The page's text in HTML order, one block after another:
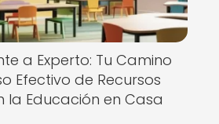
a Experto: Tu Camino
Efectivo de Recursos
la Educación en Casa